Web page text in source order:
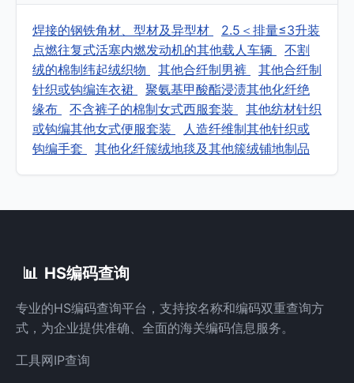
焊接的钢铁角材、型材及异型材
2.5＜排量≤3升装
点燃往复式活塞内燃发动机的其他载人车辆
不割
绒的棉制纬起绒织物
其他合纤制男裤
其他合纤制
针织或钩编连衣裙
聚氨基甲酸酯浸渍其他化纤绝
缘布
不含裤子的棉制女式西服套装
其他纺材针织
或钩编其他女式便服套装
人造纤维制其他针织或
钩编手套
其他化纤簇绒地毯及其他簇绒铺地制品
📊 HS编码查询
专业的HS编码查询平台，支持按名称和编码双重查询方
式，为企业提供准确、全面的海关编码信息服务。
工具网IP查询